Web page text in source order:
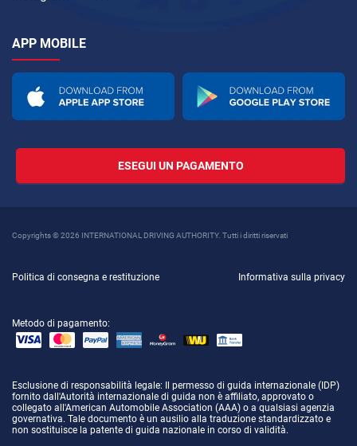
APP MOBILE
ESEGUI UN PAGAMENTO
Copyrights © 2026 INTERNATIONAL DRIVING AUTHORITY. Tutti i diritti riservati
Politica di consegna e restituzione Informativa sulla privacy
Metodo di pagamento:
Esclusione di responsabilità legale: Il permesso di guida internazionale (IDP)
fornito dall'Autorità internazionale di guida non è affiliato, approvato o
collegato all'American Automobile Association (AAA) o a qualsiasi agenzia
governativa. Tale documento è un ausilio alla traduzione standardizzato e
non sostituisce la patente di guida nazionale in corso di validità.